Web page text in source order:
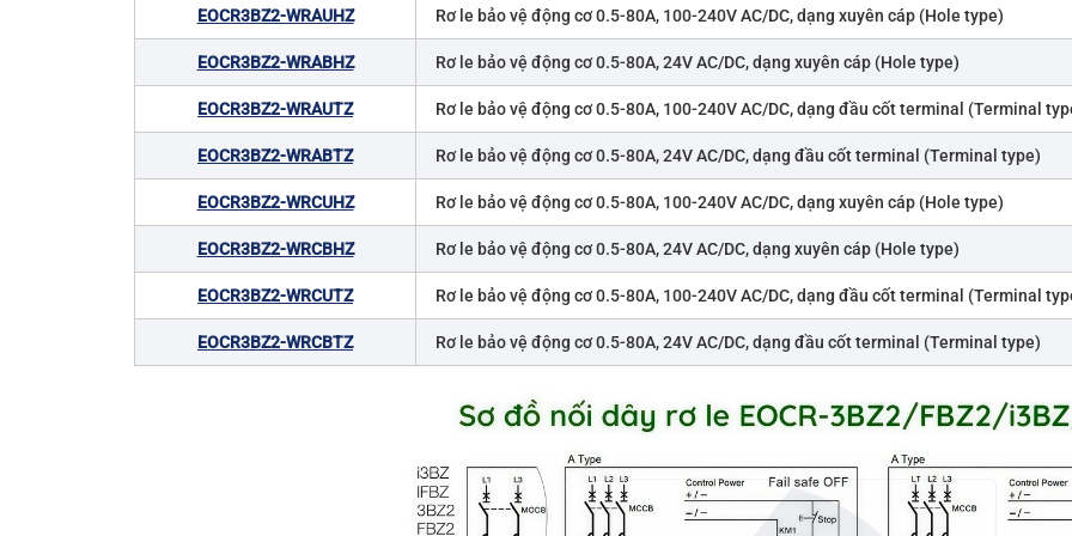
EOCR3BZ2-WRAUHZ Rơ le bảo vệ động cơ 0.5-80A, 100-240V AC/DC, dạng xuyên cáp (Hole type)
EOCR3BZ2-WRABHZ Rơ le bảo vệ động cơ 0.5-80A, 24V AC/DC, dạng xuyên cáp (Hole type)
EOCR3BZ2-WRAUTZ Rơ le bảo vệ động cơ 0.5-80A, 100-240V AC/DC, dạng đầu cốt terminal (Terminal
EOCR3BZ2-WRABTZ Rơ le bảo vệ động cơ 0.5-80A, 24V AC/DC, dạng đầu cốt terminal (Terminal type)
EOCR3BZ2-WRCUHZ Rơ le bảo vệ động cơ 0.5-80A, 100-240V AC/DC, dạng xuyên cáp (Hole type)
EOCR3BZ2-WRCBHZ Rơ le bảo vệ động cơ 0.5-80A, 24V AC/DC, dạng xuyên cáp (Hole type)
EOCR3BZ2-WRCUTZ Rơ le bảo vệ động cơ 0.5-80A, 100-240V AC/DC, dạng đầu cốt terminal (Terminal
EOCR3BZ2-WRCBTZ Rơ le bảo vệ động cơ 0.5-80A, 24V AC/DC, dạng đầu cốt terminal (Terminal type)